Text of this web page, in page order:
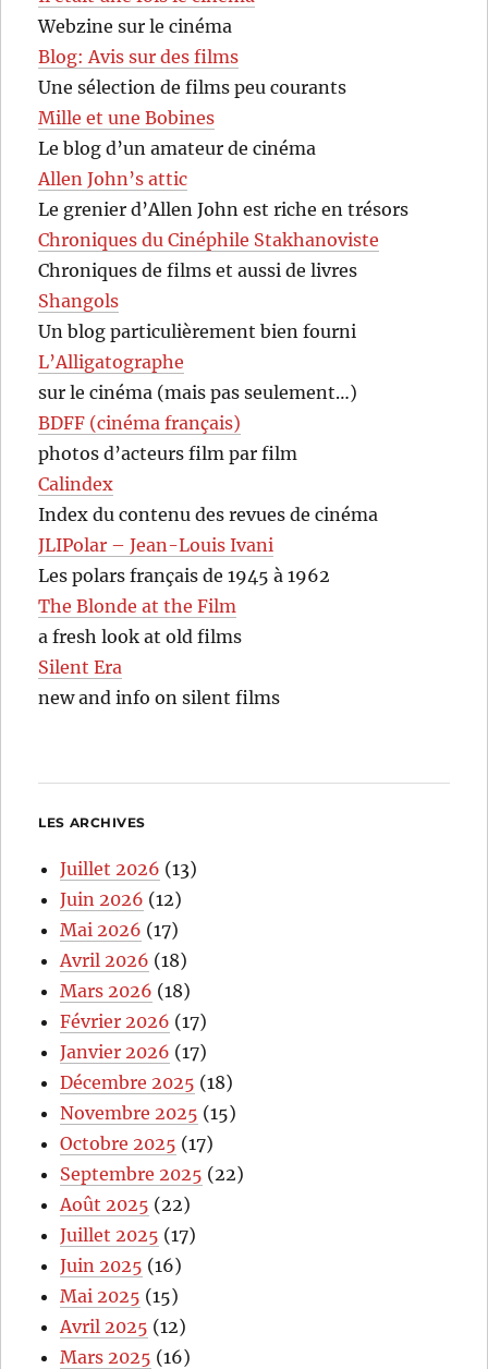
Webzine sur le cinéma
Blog: Avis sur des films
Une sélection de films peu courants
Mille et une Bobines
Le blog d’un amateur de cinéma
Allen John’s attic
Le grenier d’Allen John est riche en trésors
Chroniques du Cinéphile Stakhanoviste
Chroniques de films et aussi de livres
Shangols
Un blog particulièrement bien fourni
L’Alligatographe
sur le cinéma (mais pas seulement…)
BDFF (cinéma français)
photos d’acteurs film par film
Calindex
Index du contenu des revues de cinéma
JLIPolar – Jean-Louis Ivani
Les polars français de 1945 à 1962
The Blonde at the Film
a fresh look at old films
Silent Era
new and info on silent films
LES ARCHIVES
Juillet 2026 (13)
Juin 2026 (12)
Mai 2026 (17)
Avril 2026 (18)
Mars 2026 (18)
Février 2026 (17)
Janvier 2026 (17)
Décembre 2025 (18)
Novembre 2025 (15)
Octobre 2025 (17)
Septembre 2025 (22)
Août 2025 (22)
Juillet 2025 (17)
Juin 2025 (16)
Mai 2025 (15)
Avril 2025 (12)
Mars 2025 (16)